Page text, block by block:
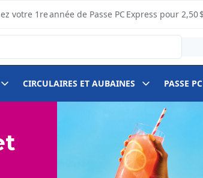
1re année de Passe PC Express pour 2,50
CIRCULAIRES ET AUBAINES PASSE